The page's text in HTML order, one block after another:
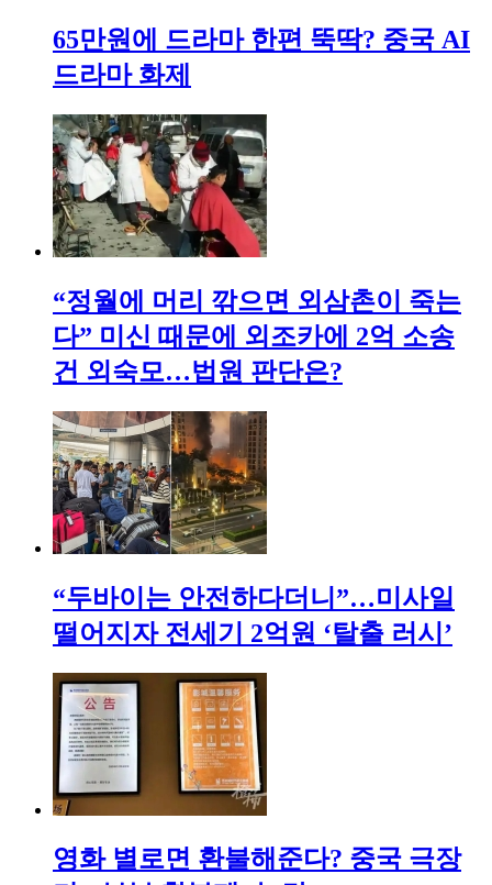
65만원에 드라마 한편 뚝딱? 중국 AI
드라마 화제
“정월에 머리 깎으면 외삼촌이 죽는
다” 미신 때문에 외조카에 2억 소송
건 외숙모…법원 판단은?
“두바이는 안전하다더니”…미사일
떨어지자 전세기 2억원 ‘탈출 러시’
영화 별로면 환불해준다? 중국 극장